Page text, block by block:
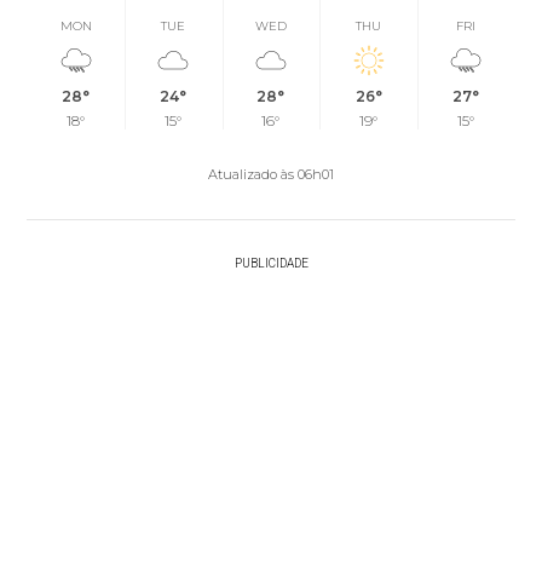
MON
28°
18°
TUE
24°
15°
WED
28°
16°
THU
26°
19°
FRI
27°
15°
Atualizado às 06h01
PUBLICIDADE